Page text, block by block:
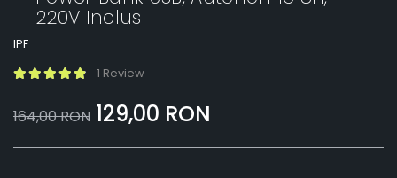
220V Inclus
IPF
1 Review
164,00 RON 129,00 RON